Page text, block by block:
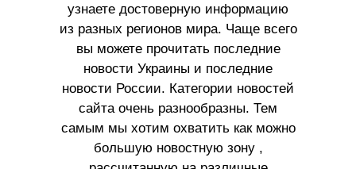
узнаете достоверную информацию
из разных регионов мира. Чаще всего
вы можете прочитать последние
новости Украины и последние
новости России. Категории новостей
сайта очень разнообразны. Тем
самым мы хотим охватить как можно
большую новостную зону ,